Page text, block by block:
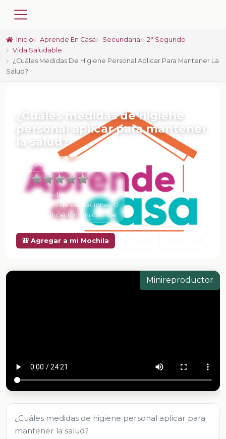
Inicio Aprende En Casa Secundaria
2° Segundo
Vida Saludable
¿Cuáles Medidas De Higiene Personal Aplicar Para Mantener La
Salud?
¿Cuáles medidas de higiene
personal aplicar para mantener
la salud?
6 de Febrero de 2025 a las 17:10
Promedio:0
Número de valoraciones:0
Tu calificación: Sin calificar
🎒 Agregar a mi Mochila
Minireproductor
¿Cuáles medidas de higiene personal aplicar para
mantener la salud?